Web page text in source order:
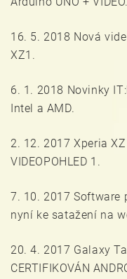
16. 5. 2018 Nová
XZ1.
6. 1. 2018 Novinky
Intel a AMD.
2. 12. 2017 Xperia
VIDEOPOHLED 1.
7. 10. 2017 Software
nyní ke satažení na
20. 4. 2017 Galaxy
CERTIFIKOVÁN